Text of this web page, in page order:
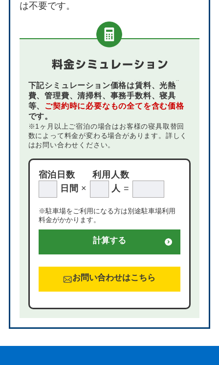
は不要です。
下記シミュレーション価格は賃料、光熱
費、管理費、清掃料、事務手数料、寝具
等、 ご契約時に必要なもの全てを含む価格
です。
※1ヶ月以上ご宿泊の場合はお客様の寝具取替回
数によって料金が変わる場合があります。詳しく
はお問い合わせください。
宿泊日数
利用人数
日間 × 人=
※駐車場をご利用になる方は別途駐車場利用
料金がかかります。
計算する
お問い合わせはこちら